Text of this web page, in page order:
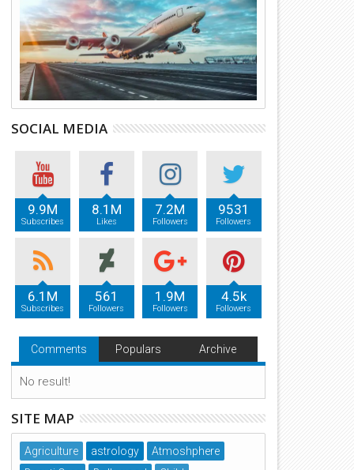
SOCIAL MEDIA
9.9M
Subscribes
8.1M
Likes
7.2M
Followers
9531
Followers
6.1M
Subscribes
561
Followers
1.9M
Followers
4.5k
Followers
Comments Populars Archive
No result!
SITE MAP
Agriculture astrology
Atmoshphere